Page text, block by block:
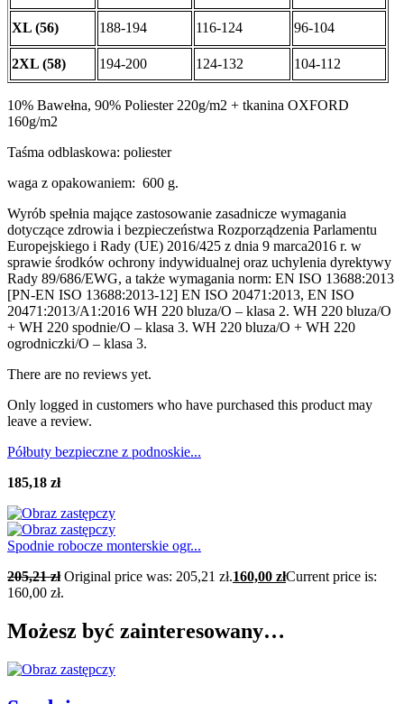
XL (56) 188-194 116-124 96-104
2XL (58) 194-200 124-132 104-112
10% Bawełna, 90% Poliester 220g/m2 + tkanina OXFORD
160g/m2
Taśma odblaskowa: poliester
waga z opakowaniem: 600 g.
Wyrób spełnia mające zastosowanie zasadnicze wymagania
dotyczące zdrowia i bezpieczeństwa Rozporządzenia Parlamentu
Europejskiego i Rady (UE) 2016/425 z dnia 9 marca2016 r. w
sprawie środków ochrony indywidualnej oraz uchylenia dyrektywy
Rady 89/686/EWG, a także wymagania norm: EN ISO 13688:2013
[PN-EN ISO 13688:2013-12] EN ISO 20471:2013, EN ISO
20471:2013/A1:2016 WH 220 bluza/O – klasa 2. WH 220 bluza/O
+ WH 220 spodnie/O – klasa 3. WH 220 bluza/O + WH 220
ogrodniczki/O – klasa 3.
There are no reviews yet.
Only logged in customers who have purchased this product may
leave a review.
Półbuty bezpieczne z podnoskie...
185,18 zł
Spodnie robocze monterskie ogr...
205,21zł Original price was: 205,21 zł.160,00 złCurrent price is:
160,00 zł.
Możesz być zainteresowany…